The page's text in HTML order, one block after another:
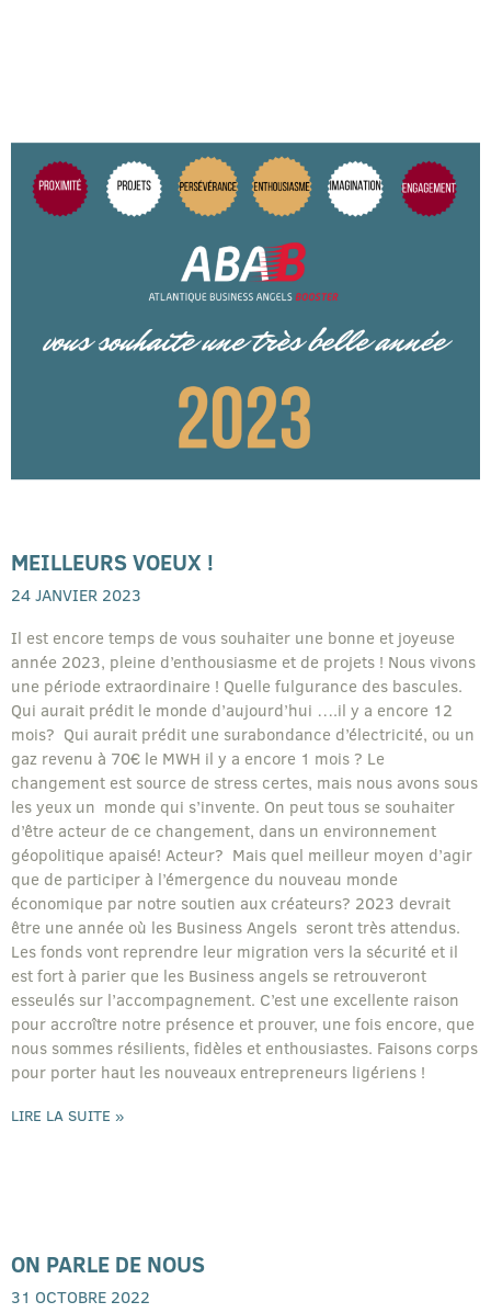
MEILLEURS VOEUX !
24 JANVIER 2023
Il est encore temps de vous souhaiter une bonne et joyeuse
année 2023, pleine d’enthousiasme et de projets ! Nous vivons
une période extraordinaire ! Quelle fulgurance des bascules.
Qui aurait prédit le monde d’aujourd’hui ….il y a encore 12
mois? Qui aurait prédit une surabondance d’électricité, ou un
gaz revenu à 70€ le MWH il y a encore 1 mois ? Le
changement est source de stress certes, mais nous avons sous
les yeux un monde qui s’invente. On peut tous se souhaiter
d’être acteur de ce changement, dans un environnement
géopolitique apaisé! Acteur? Mais quel meilleur moyen d’agir
que de participer à l’émergence du nouveau monde
économique par notre soutien aux créateurs? 2023 devrait
être une année où les Business Angels seront très attendus.
Les fonds vont reprendre leur migration vers la sécurité et il
est fort à parier que les Business angels se retrouveront
esseulés sur l’accompagnement. C’est une excellente raison
pour accroître notre présence et prouver, une fois encore, que
nous sommes résilients, fidèles et enthousiastes. Faisons corps
pour porter haut les nouveaux entrepreneurs ligériens !
LIRE LA SUITE »
ON PARLE DE NOUS
31 OCTOBRE 2022